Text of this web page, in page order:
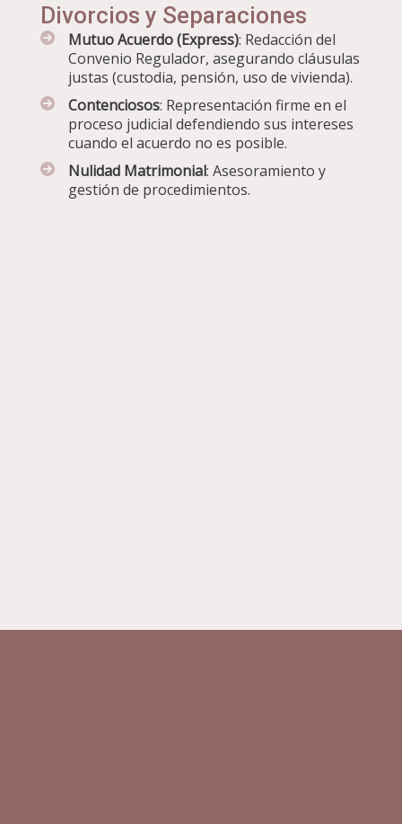
Divorcios y Separaciones
Mutuo Acuerdo (Express): Redacción del
Convenio Regulador, asegurando cláusulas
justas (custodia, pensión, uso de vivienda).
Contenciosos: Representación firme en el
proceso judicial defendiendo sus intereses
cuando el acuerdo no es posible.
Nulidad Matrimonial: Asesoramiento y
gestión de procedimientos.